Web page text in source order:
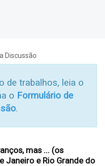
Discussão
de trabalhos, leia o
o Formulário de
.
mas ... (os
Janeiro e Rio Grande do